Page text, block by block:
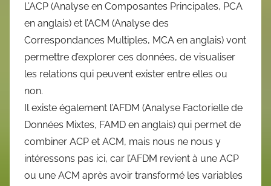
L’ACP (Analyse en Composantes Principales, PCA
en anglais) et l’ACM (Analyse des
Correspondances Multiples, MCA en anglais) vont
permettre d’explorer ces données, de visualiser
les relations qui peuvent exister entre elles ou
non.
Il existe également l’AFDM (Analyse Factorielle de
Données Mixtes, FAMD en anglais) qui permet de
combiner ACP et ACM, mais nous ne nous y
intéressons pas ici, car l’AFDM revient à une ACP
ou une ACM après avoir transformé les variables